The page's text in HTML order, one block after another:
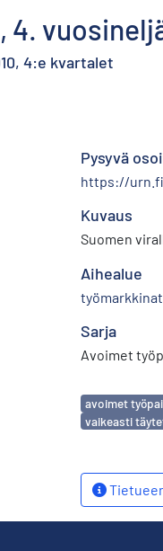
4.
4:e kvartalet
Pysyvä
https://
Kuvaus
Suomen
Aihealue
työmarkkinat
Sarja
Avoimet
Avainsanat
avoimet
vaikeasti